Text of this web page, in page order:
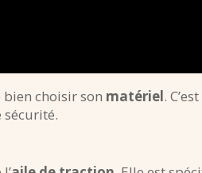
choisir son matériel.